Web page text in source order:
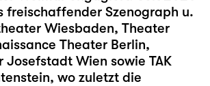
freischaffender Szenograph u.
Wiesbaden, Theater
Theater Berlin,
Josefstadt Wien sowie TAK
wo zuletzt die